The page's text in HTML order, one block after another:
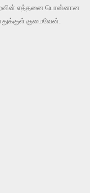
எத்தனை பொன்னான
குமைவேன்.